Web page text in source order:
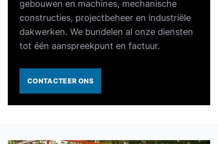
gebouwen en machines, mechanische
constructies, projectbeheer en industriële
dakwerken. We bundelen al onze diensten
tot één aanspreekpunt en factuur.
CONTACTEER ONS